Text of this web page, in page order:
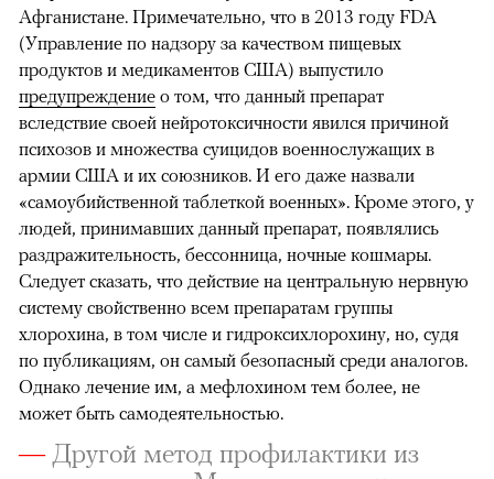
Афганистане. Примечательно, что в 2013 году FDA
(Управление по надзору за качеством пищевых
продуктов и медикаментов США) выпустило
предупреждение о том, что данный препарат
вследствие своей нейротоксичности явился причиной
психозов и множества суицидов военнослужащих в
армии США и их союзников. И его даже назвали
«самоубийственной таблеткой военных». Кроме этого, у
людей, принимавших данный препарат, появлялись
раздражительность, бессонница, ночные кошмары.
Следует сказать, что действие на центральную нервную
систему свойственно всем препаратам группы
хлорохина, в том числе и гидроксихлорохину, но, судя
по публикациям, он самый безопасный среди аналогов.
Однако лечение им, а мефлохином тем более, не
может быть самодеятельностью.
— Другой метод профилактики из